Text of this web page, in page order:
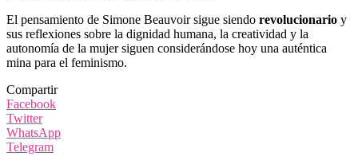
El pensamiento de Simone Beauvoir sigue siendo revolucionario y
sus reflexiones sobre la dignidad humana, la creatividad y la
autonomía de la mujer siguen considerándose hoy una auténtica
mina para el feminismo.
Compartir
Facebook
Twitter
WhatsApp
Telegram